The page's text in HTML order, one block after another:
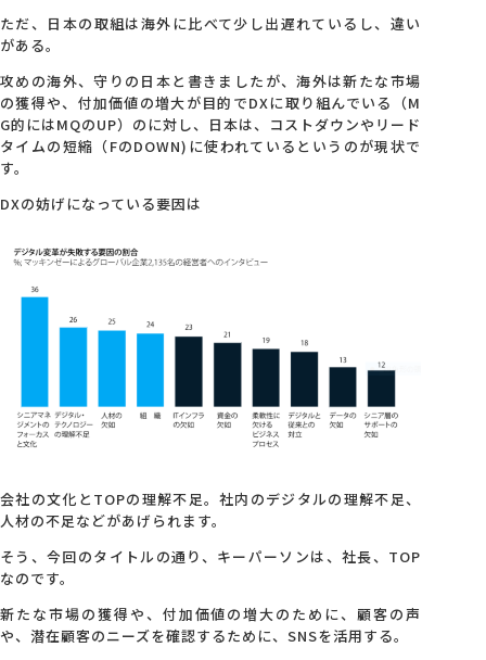
ただ、日本の取組は海外に比べて少し出遅れているし、違い
がある。
攻めの海外、守りの日本と書きましたが、海外は新たな市場
の獲得や、付加価値の増大が目的でDXに取り組んでいる（M
G的にはMQのUP）のに対し、日本は、コストダウンやリード
タイムの短縮（FのDOWN)に使われているというのが現状で
す。
DXの妨げになっている要因は
会社の文化とTOPの理解不足。社内のデジタルの理解不足、
人材の不足などがあげられます。
そう、今回のタイトルの通り、キーパーソンは、社長、TOP
なのです。
新たな市場の獲得や、付加価値の増大のために、顧客の声
や、潜在顧客のニーズを確認するために、SNSを活用する。